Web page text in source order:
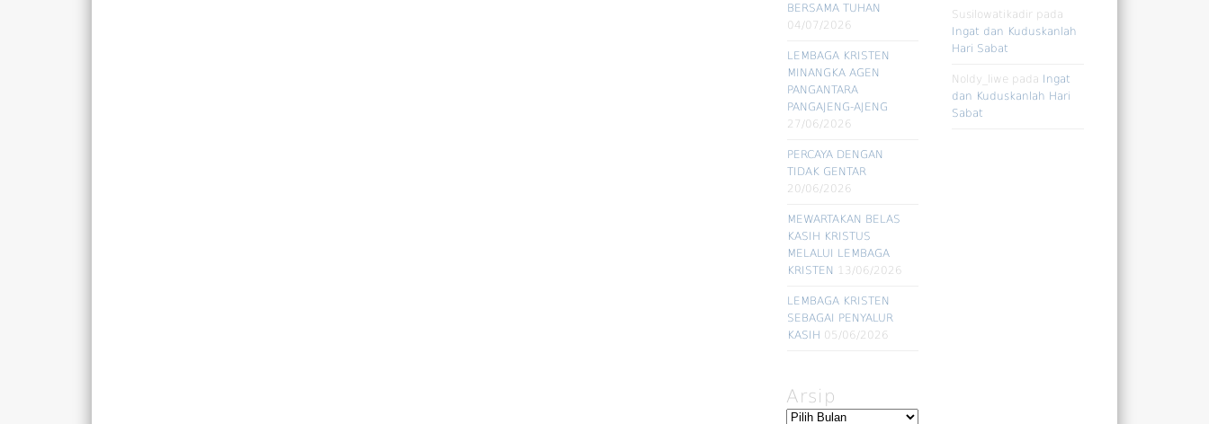
BERSAMA TUHAN
04/07/2026
LEMBAGA KRISTEN
MINANGKA AGEN
PANGANTARA
PANGAJENG-AJENG
27/06/2026
PERCAYA DENGAN
TIDAK GENTAR
20/06/2026
MEWARTAKAN BELAS
KASIH KRISTUS
MELALUI LEMBAGA
KRISTEN 13/06/2026
LEMBAGA KRISTEN
SEBAGAI PENYALUR
KASIH 05/06/2026
Susilowatikadir pada
Ingat dan Kuduskanlah
Hari Sabat
Noldy_liwe pada
Ingat
dan Kuduskanlah Hari
Sabat
Arsip
Arsip